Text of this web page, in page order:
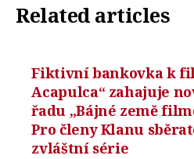
Related articles
Fiktivní bankovka k
Acapulca“ zahajuje
řadu „Bájné země
Pro členy Klanu
zvláštní série